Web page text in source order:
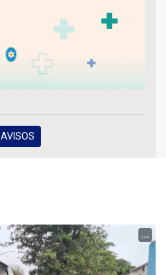
AVISOS
...